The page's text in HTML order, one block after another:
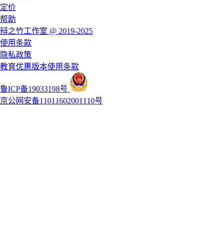
定价
帮助
辩之竹工作室 @ 2019-2025
使用条款
隐私政策
教育优惠版本使用条款
鲁ICP备19033198号
京公网安备11011602001110号